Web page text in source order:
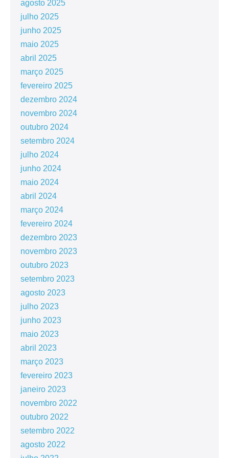
agosto 2025
julho 2025
junho 2025
maio 2025
abril 2025
março 2025
fevereiro 2025
dezembro 2024
novembro 2024
outubro 2024
setembro 2024
julho 2024
junho 2024
maio 2024
abril 2024
março 2024
fevereiro 2024
dezembro 2023
novembro 2023
outubro 2023
setembro 2023
agosto 2023
julho 2023
junho 2023
maio 2023
abril 2023
março 2023
fevereiro 2023
janeiro 2023
novembro 2022
outubro 2022
setembro 2022
agosto 2022